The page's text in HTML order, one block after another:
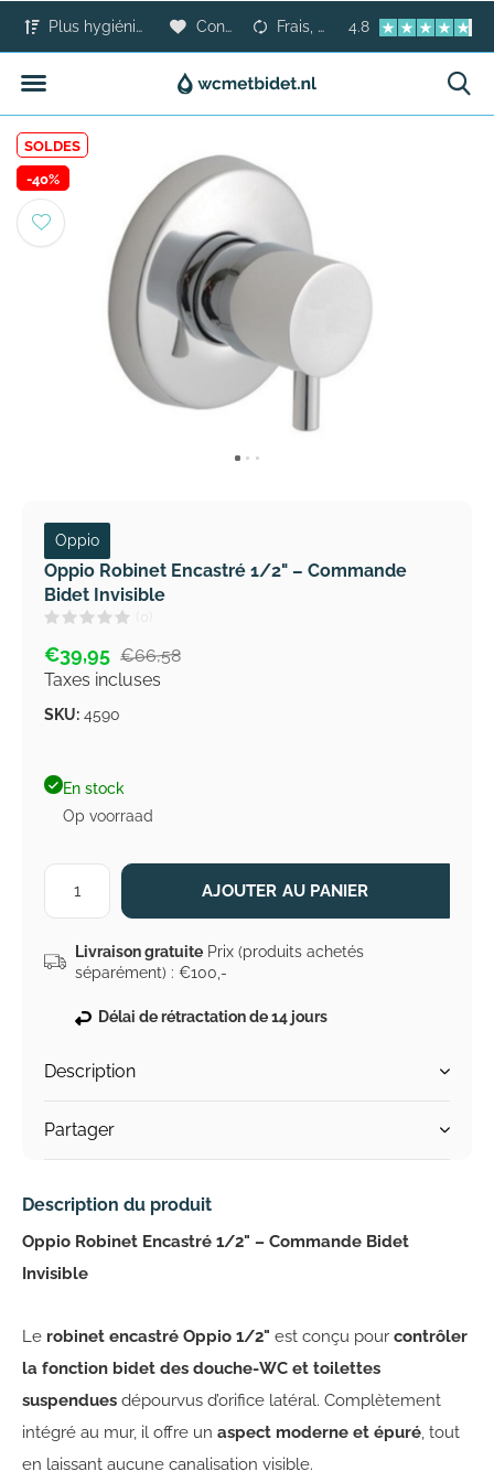
Plus hygiénique que le papier toilette Confort pour tous Frais, sûr et moderne 4.8
SOLDES
-40%
Oppio
Oppio Robinet Encastré 1/2" – Commande
Bidet Invisible
€39,95 €66,58
Taxes incluses
SKU: 4590
En stock
Op voorraad
AJOUTER AU PANIER
Livraison gratuite Prix (produits achetés
séparément) : €100,-
Délai de rétractation de 14 jours
Description
Partager
Description du produit
Oppio Robinet Encastré 1/2" – Commande Bidet
Invisible
Le robinet encastré Oppio 1/2" est conçu pour contrôler
la fonction bidet des douche-WC et toilettes
suspendues dépourvus d’orifice latéral. Complètement
intégré au mur, il offre un aspect moderne et épuré, tout
en laissant aucune canalisation visible.